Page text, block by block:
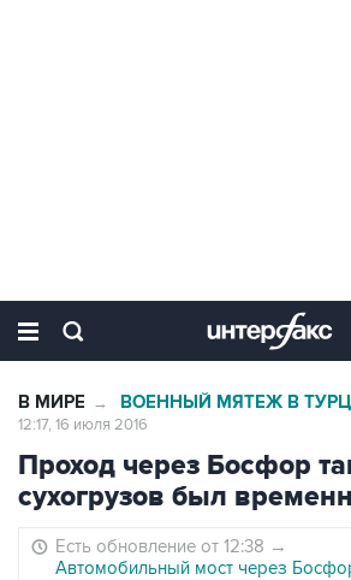
В МИРЕ → ВОЕННЫЙ МЯТЕЖ В
12:17, 16 июля 2016
Проход через Босфор
сухогрузов был
Есть обновление от 12:38 →
Автомобильный мост через